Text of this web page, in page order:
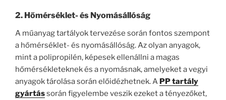
2. Hőmérséklet- és Nyomásállóság
A műanyag tartályok tervezése során fontos szempont
a hőmérséklet- és nyomásállóság. Az olyan anyagok,
mint a polipropilén, képesek ellenállni a magas
hőmérsékleteknek és a nyomásnak, amelyeket a vegyi
anyagok tárolása során előidézhetnek. A PP tartály
gyártássorán figyelembe veszik ezeket a tényezőket,